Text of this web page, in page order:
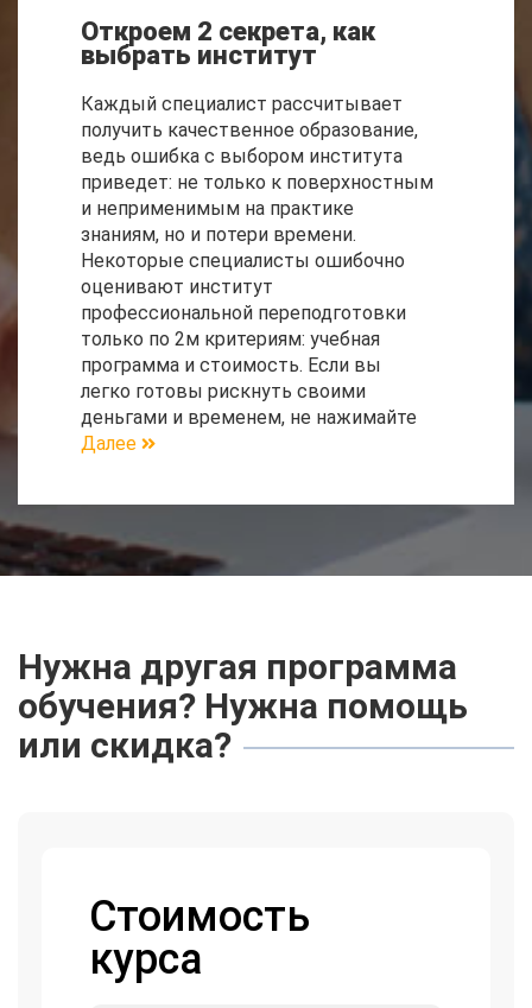
Откроем 2 секрета, как
выбрать институт
Каждый специалист рассчитывает
получить качественное образование,
ведь ошибка с выбором института
приведет: не только к поверхностным
и неприменимым на практике
знаниям, но и потери времени.
Некоторые специалисты ошибочно
оценивают институт
профессиональной переподготовки
только по 2м критериям: учебная
программа и стоимость. Если вы
легко готовы рискнуть своими
деньгами и временем, не нажимайте
Далее
Нужна другая программа
обучения? Нужна помощь
или скидка?
Стоимость
курса